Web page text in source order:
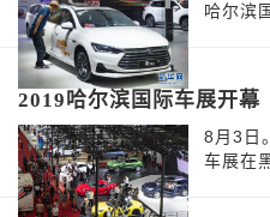
哈尔滨
2019哈尔滨国际车展开幕
8月3日
车展在